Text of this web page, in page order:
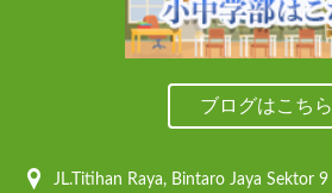
ブログはこちら
JL.Titihan Raya, Bintaro Jaya Sektor 9